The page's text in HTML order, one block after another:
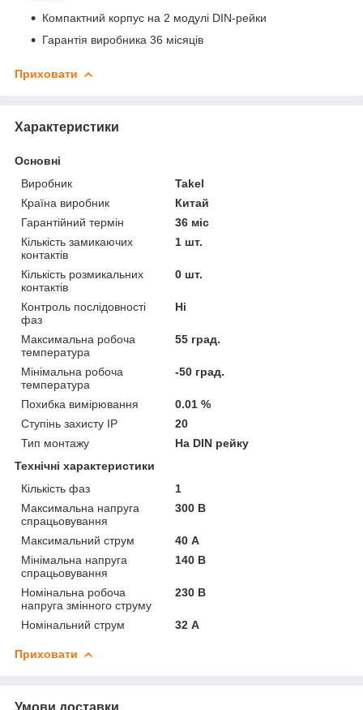
Компактний корпус на 2 модулі DIN-рейки
Гарантія виробника 36 місяців
Приховати
Характеристики
Основні
Виробник
Takel
Країна виробник
Китай
Гарантійний термін
36 міс
Кількість замикаючих
контактів
1 шт.
Кількість розмикальних
контактів
0 шт.
Контроль послідовності
фаз
Ні
Максимальна робоча
температура
55 град.
Мінімальна робоча
температура
-50 град.
Похибка вимірювання
0.01 %
Ступінь захисту IP
20
Тип монтажу
На DIN рейку
Технічні характеристики
Кількість фаз
1
Максимальна напруга
спрацьовування
300 В
Максимальний струм
40 А
Мінімальна напруга
спрацьовування
140 В
Номінальна робоча
напруга змінного струму
230 В
Номінальний струм 32 А
Приховати
Умови доставки